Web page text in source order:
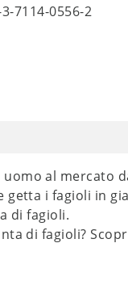
7114-0556-2
al mercato
getta i fagioli in
di fagioli.
di fagioli?